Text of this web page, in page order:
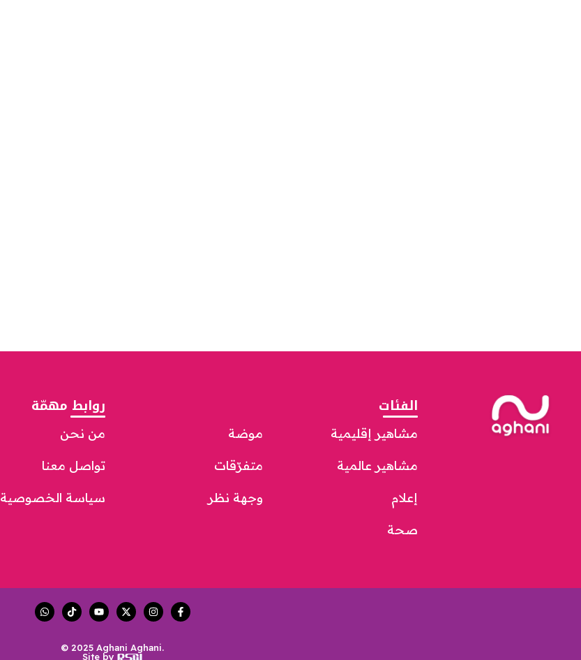
الفئات
مشاهير إقليمية
مشاهير عالمية
إعلام
صحة
موضة
متفرّقات
وجهة نظر
روابط مهمّة
من نحن
تواصل معنا
سياسة الخصوصية
© 2025 Aghani Aghani.
Site by